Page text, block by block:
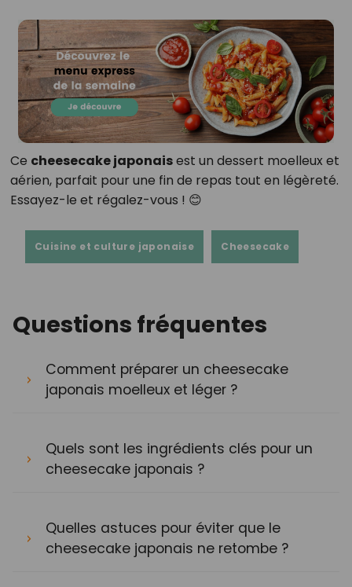
Ce cheesecake japonaisest un dessert moelleux et
aérien, parfait pour une fin de repas tout en légèreté.
Essayez-le et régalez-vous ! 😊
Cuisine et culture japonaise Cheesecake
Questions fréquentes
Comment préparer un cheesecake
japonais moelleux et léger ?
Quels sont les ingrédients clés pour un
cheesecake japonais ?
Quelles astuces pour éviter que le
cheesecake japonais ne retombe ?